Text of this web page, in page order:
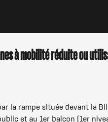
à mobilité réduite ou
la rampe située devant la
et au 1er balcon (1er